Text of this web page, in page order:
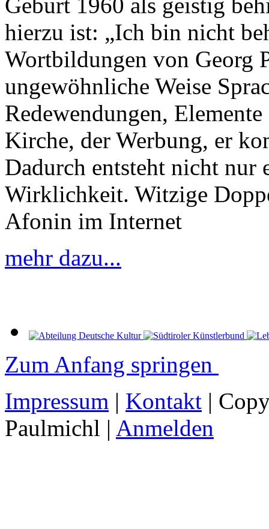
Geburt 1960 als geistig
hierzu ist: „Ich bin nicht
Wortbildungen von Georg
ungewöhnliche Weise
Redewendungen,
Kirche, der Werbung, er
Dadurch entsteht nicht nur
Wirklichkeit. Witzige
Afonin im Internet
mehr dazu...
Zum Anfang springen
Impressum | Kontakt |
Paulmichl | Anmelden